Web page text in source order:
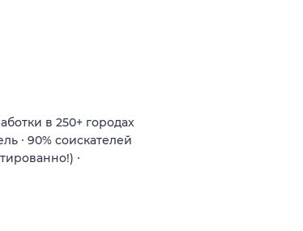
в 250+ городах
∙ 90% соискателей
∙